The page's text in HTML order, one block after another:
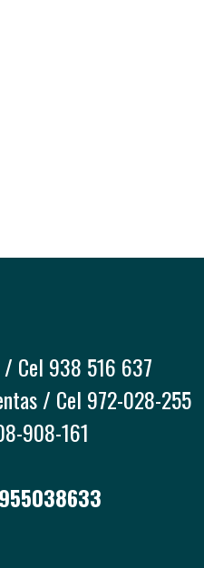
/ Cel 938 516 637
/ Cel 972-028-255
908-161